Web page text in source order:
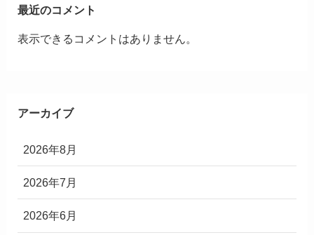
最近のコメント
表示できるコメントはありません。
アーカイブ
2026年8月
2026年7月
2026年6月